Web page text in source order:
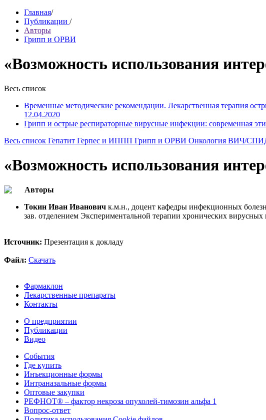
Главная/
Публикации /
Авторы
Грипп и ОРВИ
«Возможность использования
Весь список
Временные методические рекомендации. Лекарственная терапия
12.04.2020
Грипп и острые респираторные вирусные инфекции: современная
Весь список Гепатит Герпес и ИППП Грипп и ОРВИ Онкология ВИЧ/
«Возможность использования
Авторы
Токин Иван Иванович к.м.н., доцент кафедры инфекционных
зав. отделением Экспериментальной терапии хронических
Источник: Презентация к докладу
Файл: Скачать
Фармаклон
Лекарственные препараты
Контакты
О предприятии
Публикации
Видео
События
Где купить
Инъекционные формы
Интраназальные формы
Оптовые закупки
РЕФНОТ® – фактор некроза опухолей-тимозин альфа 1
Вопрос-ответ